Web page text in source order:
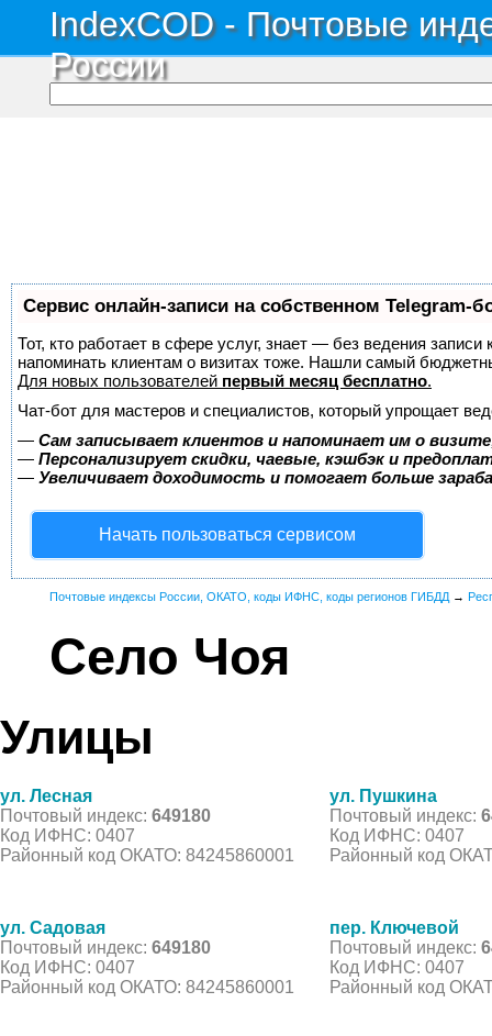
IndexCOD - Почтовые
России
Сервис онлайн-записи на собственном Telegram-
Тот, кто работает в сфере услуг, знает — без ведения
напоминать клиентам о визитах тоже. Нашли самый
Для новых пользователей первый месяц бесплатно.
Чат-бот для мастеров и специалистов, который упрощает
— Сам записывает клиентов и напоминает им о
— Персонализирует скидки, чаевые, кэшбэк и
— Увеличивает доходимость и помогает больше
Начать пользоваться сервисом
Почтовые индексы России, ОКАТО, коды ИФНС, коды регионов ГИБДД →
Село Чоя
Улицы
ул. Лесная
Почтовый индекс: 649180
Код ИФНС: 0407
Районный код ОКАТО: 84245860001
ул. Пушкина
Почтовый индекс:
Код ИФНС: 0407
Районный код
ул. Садовая
Почтовый индекс: 649180
Код ИФНС: 0407
Районный код ОКАТО: 84245860001
пер. Ключевой
Почтовый индекс:
Код ИФНС: 0407
Районный код